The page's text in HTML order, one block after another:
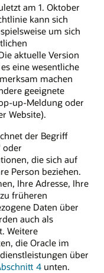
am 1. Oktober
kann sich
um sich
aktuelle Version
eine wesentliche
machen
geeignete
up-Meldung oder
Website).
der Begriff
oder
die sich auf
Person beziehen.
Ihre Adresse, Ihre
früheren
Daten über
auch als
Weitere
die Oracle im
über
4 unten.